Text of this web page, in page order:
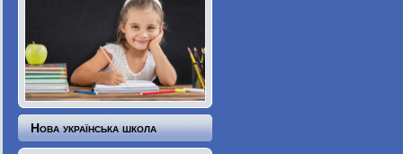
Нова українська школа